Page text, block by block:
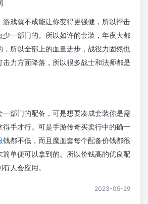
游戏就不成能让你变得更强健，所以抨击
少一部门的。所以如许的套装，年夜大都
，所以全部上的血量进步，战役力固然也
击力方面降落，所以很多战士和法师都是
一部门的配备，可是想要凑成套装你是需
得手才行。可是手游传奇买卖行中的确一
钱都不低，而且魔血套每个配备价钱都很
简单便可以拿到的。所以价钱高的优良配
人会应用。
2023-05-29